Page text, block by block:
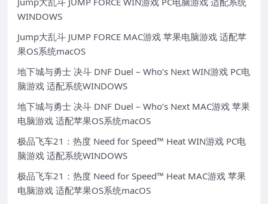
WINDOWS
Jump大乱斗 JUMP FORCE MAC游戏 苹果电脑游戏 适配苹
果OS系统macOS
地下城与勇士 决斗 DNF Duel – Who’s Next WIN游戏 PC电
脑游戏 适配系统WINDOWS
地下城与勇士 决斗 DNF Duel – Who’s Next MAC游戏 苹果
电脑游戏 适配苹果OS系统macOS
极品飞车21：热度 Need for Speed™ Heat WIN游戏 PC电
脑游戏 适配系统WINDOWS
极品飞车21：热度 Need for Speed™ Heat MAC游戏 苹果
电脑游戏 适配苹果OS系统macOS